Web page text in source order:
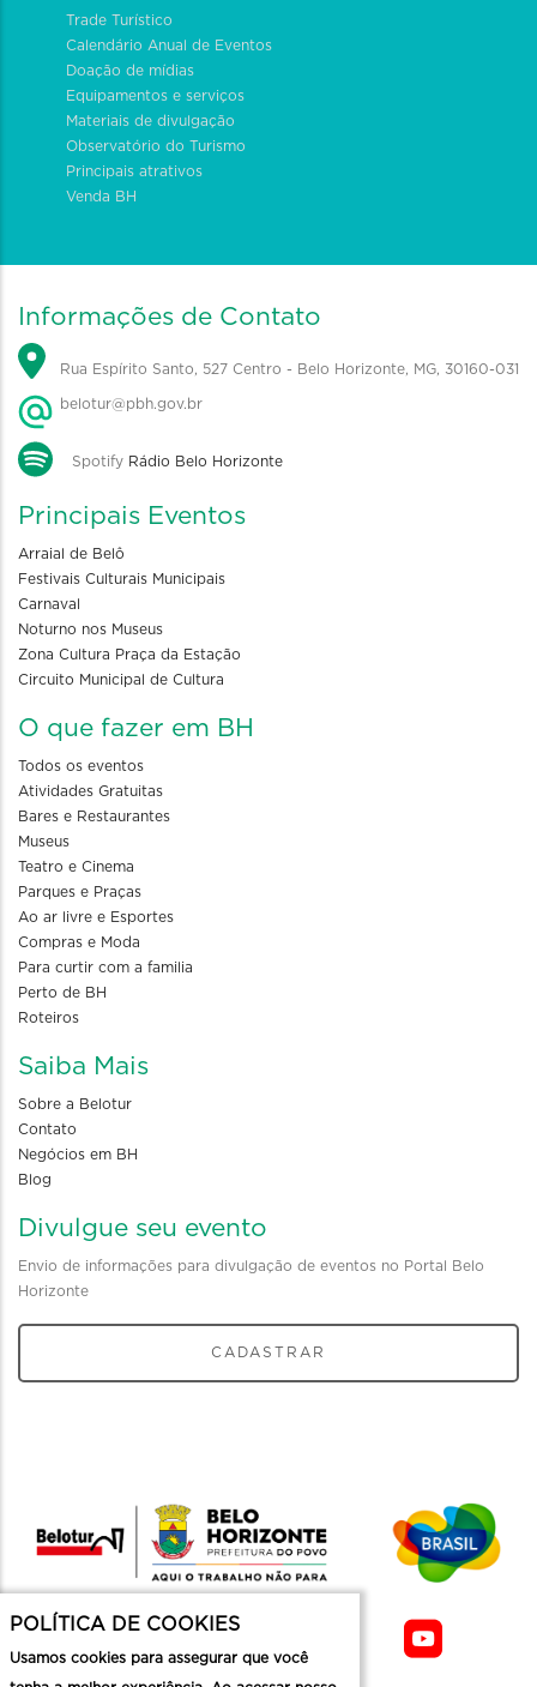
Trade Turístico
Calendário Anual de Eventos
Doação de mídias
Equipamentos e serviços
Materiais de divulgação
Observatório do Turismo
Principais atrativos
Venda BH
Informações de Contato
Rua Espírito Santo, 527 Centro - Belo Horizonte, MG, 30160-031
belotur@pbh.gov.br
Spotify Rádio Belo Horizonte
Principais Eventos
Arraial de Belô
Festivais Culturais Municipais
Carnaval
Noturno nos Museus
Zona Cultura Praça da Estação
Circuito Municipal de Cultura
O que fazer em BH
Todos os eventos
Atividades Gratuitas
Bares e Restaurantes
Museus
Teatro e Cinema
Parques e Praças
Ao ar livre e Esportes
Compras e Moda
Para curtir com a familia
Perto de BH
Roteiros
Saiba Mais
Sobre a Belotur
Contato
Negócios em BH
Blog
Divulgue seu evento
Envio de informações para divulgação de eventos no Portal Belo
Horizonte
CADASTRAR
POLÍTICA DE COOKIES
Usamos cookies para assegurar que você